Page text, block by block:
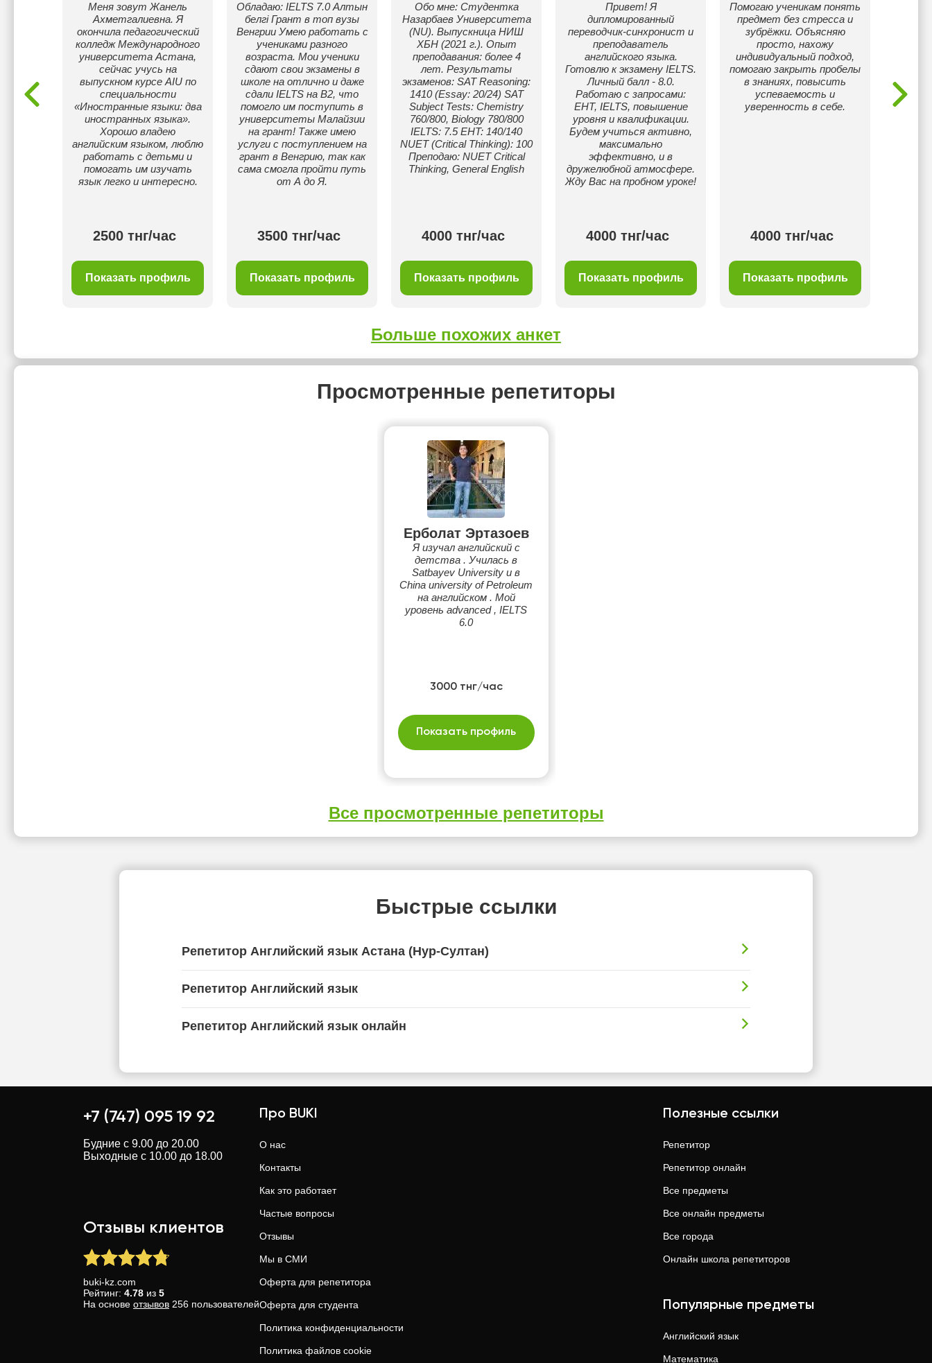
и
Меня зовут Жанель
Ахметгалиевна. Я
окончила педагогический
колледж Международного
университета Астана,
сейчас учусь на
выпускном курсе AIU по
специальности
«Иностранные языки: два
иностранных языка».
Хорошо владею
английским языком, люблю
работать с детьми и
помогать им изучать
язык легко и интересно.
2500 тнг/час
Показать профиль
Обладаю: IELTS 7.0 Алтын
белгі Грант в топ вузы
Венгрии Умею работать с
учениками разного
возраста. Мои ученики
сдают свои экзамены в
школе на отлично и даже
сдали IELTS на B2, что
помогло им поступить в
университеты Малайзии
на грант! Также имею
услуги с поступлением на
грант в Венгрию, так как
сама смогла пройти путь
от А до Я.
3500 тнг/час
Показать профиль
Обо мне: Студентка
Назарбаев Университета
(NU). Выпускница НИШ
ХБН (2021 г.). Опыт
преподавания: более 4
лет. Результаты
экзаменов: SAT Reasoning:
1410 (Essay: 20/24) SAT
Subject Tests: Chemistry
760/800, Biology 780/800
IELTS: 7.5 EHT: 140/140
NUET (Critical Thinking): 100
Преподаю: NUET Critical
Thinking, General English
4000 тнг/час
Показать профиль
Привет! Я
дипломированный
переводчик-синхронист и
преподаватель
английского языка.
Готовлю к экзамену IELTS.
Личный балл - 8.0.
Работаю с запросами:
ЕНТ, IELTS, повышение
уровня и квалификации.
Будем учиться активно,
максимально
эффективно, и в
дружелюбной атмосфере.
Жду Вас на пробном уроке!
4000 тнг/час
Показать профиль
Помогаю ученикам понять
предмет без стресса и
зубрёжки. Объясняю
просто, нахожу
индивидуальный подход,
помогаю закрыть пробелы
в знаниях, повысить
успеваемость и
уверенность в себе.
4000 тнг/час
Показать профиль
Больше похожих анкет
Просмотренные репетиторы
Ерболат Эртазоев
Я изучал английский с
детства . Училась в
Satbayev University и в
China university of Petroleum
на английском . Мой
уровень advanced , IELTS
6.0
3000 тнг/час
Показать профиль
Все просмотренные репетиторы
Быстрые ссылки
Репетитор Английский язык Астана (Нур-Султан)
Репетитор Английский язык
Репетитор Английский язык онлайн
+7 (747) 095 19 92
Будние с 9.00 до 20.00
Выходные с 10.00 до 18.00
Отзывы клиентов
buki-kz.com
Рейтинг: 4.78 из 5
На основе отзывов 256 пользователей
Про BUKI
О нас
Контакты
Как это работает
Частые вопросы
Отзывы
Мы в СМИ
Оферта для репетитора
Оферта для студента
Политика конфиденциальности
Политика файлов cookie
Полезные ссылки
Репетитор
Репетитор онлайн
Все предметы
Все онлайн предметы
Все города
Онлайн школа репетиторов
Популярные предметы
Английский язык
Математика